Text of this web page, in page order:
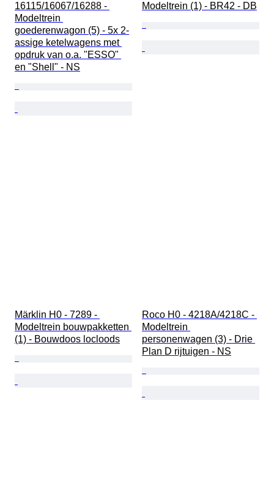
16115/16067/16288 -
Modeltrein
goederenwagon (5) - 5x 2-
assige ketelwagens met
opdruk van o.a. "ESSO"
en "Shell" - NS
Modeltrein (1) - BR42 - DB
Märklin H0 - 7289 -
Modeltrein bouwpakketten
(1) - Bouwdoos locloods
Roco H0 - 4218A/4218C -
Modeltrein
personenwagen (3) - Drie
Plan D rijtuigen - NS